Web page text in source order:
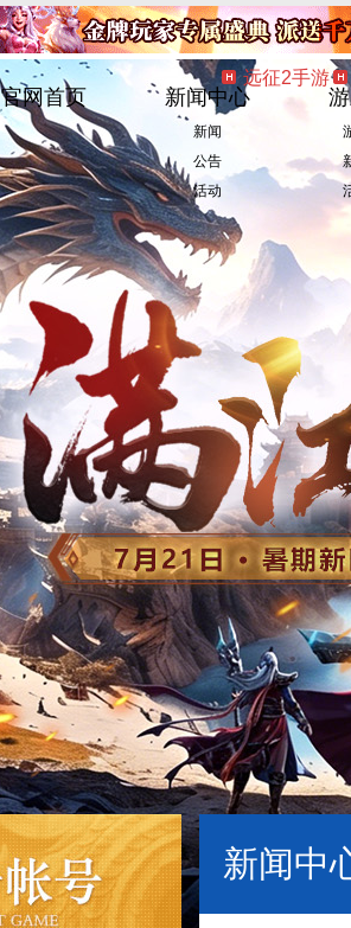
远征2手游
官网首页 新闻中心
新闻
公告
活动
新闻中